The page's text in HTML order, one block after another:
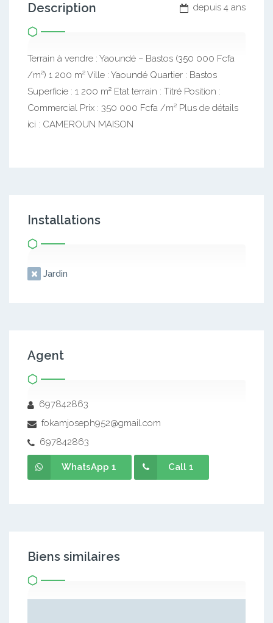
depuis 4 ans
Description
Terrain à vendre : Yaoundé – Bastos (350 000 Fcfa
/m²) 1 200 m² Ville : Yaoundé Quartier : Bastos
Superficie : 1 200 m² Etat terrain : Titré Position :
Commercial Prix : 350 000 Fcfa /m² Plus de détails
ici : CAMEROUN MAISON
Installations
Jardin
Agent
697842863
fokamjoseph952@gmail.com
697842863
WhatsApp 1 Call 1
Biens similaires